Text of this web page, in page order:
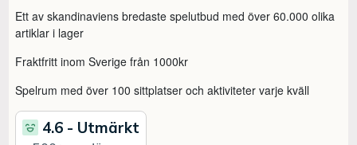
Ett av skandinaviens bredaste spelutbud med över 60.000 olika
artiklar i lager
Fraktfritt inom Sverige från 1000kr
Spelrum med över 100 sittplatser och aktiviteter varje kväll